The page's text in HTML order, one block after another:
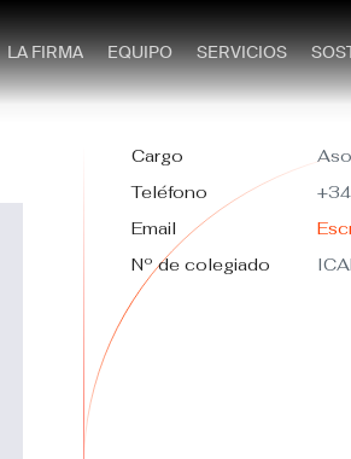
LA FIRMA EQUIPO SERVICIOS
Cargo
Teléfono
Email
Nº de colegiado